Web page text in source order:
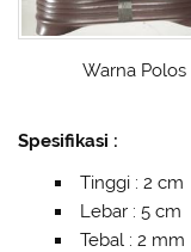
Warna Polos
Spesifikasi :
Tinggi : 2 cm
Lebar : 5 cm
Tebal : 2 mm